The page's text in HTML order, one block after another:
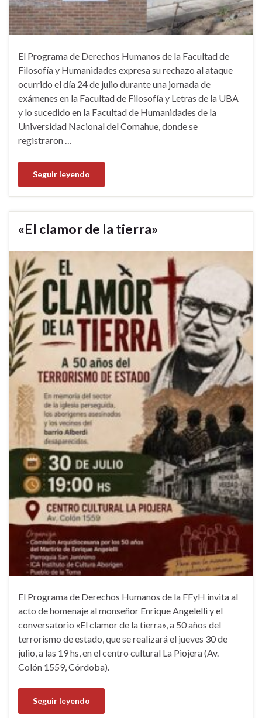
El Programa de Derechos Humanos de la Facultad de
Filosofía y Humanidades expresa su rechazo al ataque
ocurrido el día 24 de julio durante una jornada de
exámenes en la Facultad de Filosofía y Letras de la UBA
y lo sucedido en la Facultad de Humanidades de la
Universidad Nacional del Comahue, donde se
registraron …
Seguir leyendo
«El clamor de la tierra»
El Programa de Derechos Humanos de la FFyH invita al
acto de homenaje al monseñor Enrique Angelelli y el
conversatorio «El clamor de la tierra», a 50 años del
terrorismo de estado, que se realizará el jueves 30 de
julio, a las 19 hs, en el centro cultural La Piojera (Av.
Colón 1559, Córdoba).
Seguir leyendo